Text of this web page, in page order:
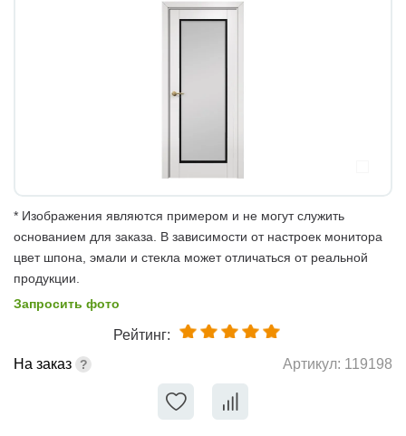
* Изображения являются примером и не могут служить
основанием для заказа. В зависимости от настроек монитора
цвет шпона, эмали и стекла может отличаться от реальной
продукции.
Запросить фото
Рейтинг:
На заказ
Артикул: 119198